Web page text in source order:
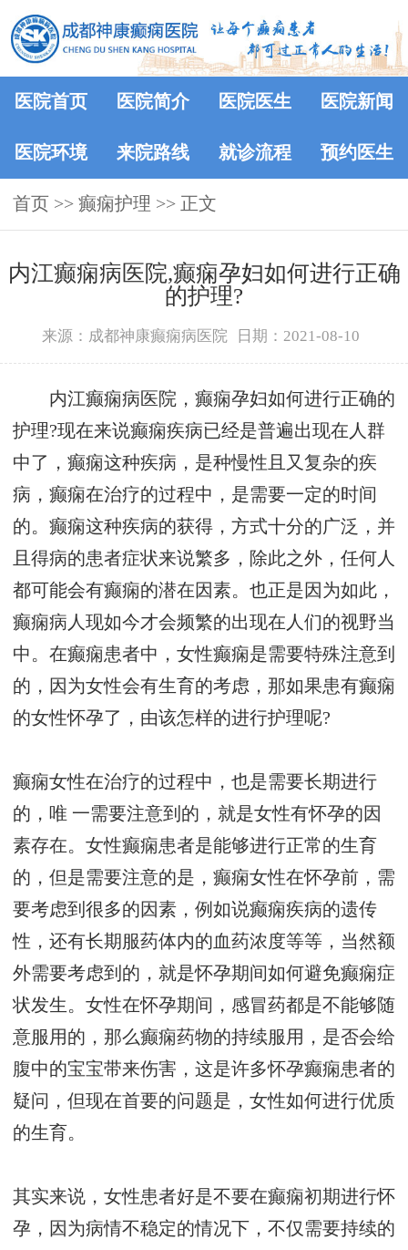
医院首页 医院简介 医院医生 医院新闻
医院环境 来院路线 就诊流程 预约医生
首页 >> 癫痫护理 >> 正文
内江癫痫病医院,癫痫孕妇如何进行正确
的护理?
来源：成都神康癫痫病医院 日期：2021-08-10
内江癫痫病医院，癫痫孕妇如何进行正确的
护理?现在来说癫痫疾病已经是普遍出现在人群
中了，癫痫这种疾病，是种慢性且又复杂的疾
病，癫痫在治疗的过程中，是需要一定的时间
的。癫痫这种疾病的获得，方式十分的广泛，并
且得病的患者症状来说繁多，除此之外，任何人
都可能会有癫痫的潜在因素。也正是因为如此，
癫痫病人现如今才会频繁的出现在人们的视野当
中。在癫痫患者中，女性癫痫是需要特殊注意到
的，因为女性会有生育的考虑，那如果患有癫痫
的女性怀孕了，由该怎样的进行护理呢?
癫痫女性在治疗的过程中，也是需要长期进行
的，唯 一需要注意到的，就是女性有怀孕的因
素存在。女性癫痫患者是能够进行正常的生育
的，但是需要注意的是，癫痫女性在怀孕前，需
要考虑到很多的因素，例如说癫痫疾病的遗传
性，还有长期服药体内的血药浓度等等，当然额
外需要考虑到的，就是怀孕期间如何避免癫痫症
状发生。女性在怀孕期间，感冒药都是不能够随
意服用的，那么癫痫药物的持续服用，是否会给
腹中的宝宝带来伤害，这是许多怀孕癫痫患者的
疑问，但现在首要的问题是，女性如何进行优质
的生育。
其实来说，女性患者好是不要在癫痫初期进行怀
孕，因为病情不稳定的情况下，不仅需要持续的